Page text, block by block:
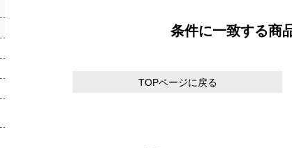
条件に一致する商
TOPページに戻る